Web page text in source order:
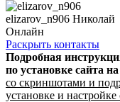
elizarov_n906 Николай
Онлайн
Раскрыть контакты
Подробная
по установке сайта на
со скриншотами и
установке и настройке